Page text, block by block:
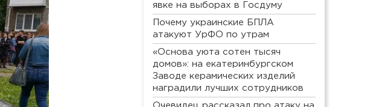
явке на выборах в Госдуму
Почему украинские БПЛА
атакуют УрФО по утрам
«Основа уюта сотен тысяч
домов»: на екатеринбургском
Заводе керамических изделий
наградили лучших сотрудников